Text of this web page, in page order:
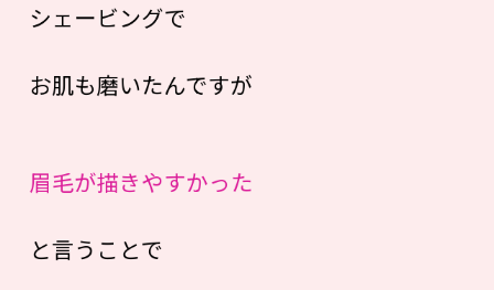
シェービングで
お肌も磨いたんですが
眉毛が描きやすかった
と言うことで